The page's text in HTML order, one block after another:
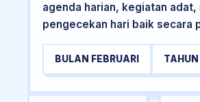
agenda harian, kegiatan adat,
pengecekan hari baik secara
BULAN FEBRUARI